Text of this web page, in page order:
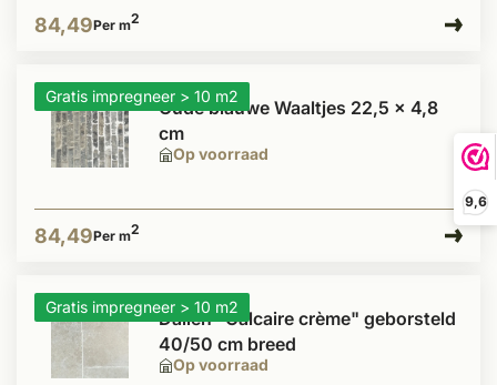
9,6
84,49Per m2
Gratis impregneer > 10 m2
Op voorraad
Oude blauwe Waaltjes 22,5 x 4,8
cm
84,49Per m2
Gratis impregneer > 10 m2
Op voorraad
Dallen "Calcaire crème" geborsteld
40/50 cm breed